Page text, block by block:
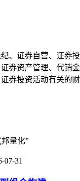
、证券自营、证券投
券资产管理、代销金
券投资活动有关的财
量化”
07-31